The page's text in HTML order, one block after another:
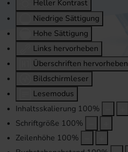
Heller Kontrast
Niedrige Sättigung
Hohe Sättigung
Links hervorheben
Überschriften hervorheben
Bildschirmleser
Lesemodus
Inhaltsskalierung 100%
Schriftgröße 100%
Zeilenhöhe 100%